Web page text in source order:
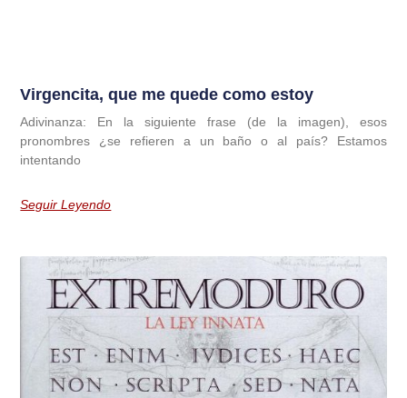
Virgencita, que me quede como estoy
Adivinanza: En la siguiente frase (de la imagen), esos
pronombres ¿se refieren a un baño o al país? Estamos
intentando
Seguir Leyendo